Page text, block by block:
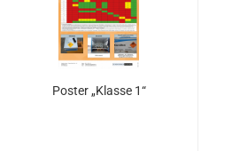
Poster „Klasse 1“